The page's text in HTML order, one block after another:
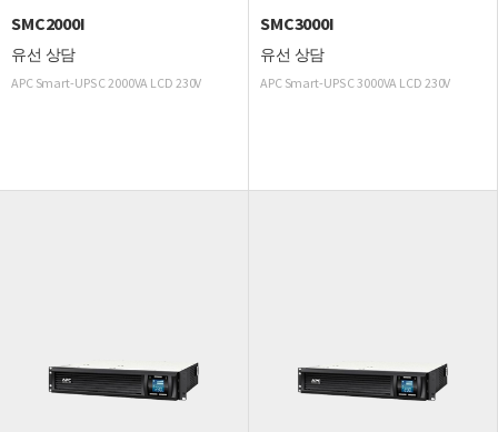
SMC2000I
유선 상담
APC Smart-UPS C 2000VA LCD 230V
SMC3000I
유선 상담
APC Smart-UPS C 3000VA LCD 230V